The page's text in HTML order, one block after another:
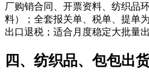
厂购销合同、开票资料、纺织品
料）；全套报关单、税单、提单
出口退税；适合月度稳定大批量
四、纺织品、包包出